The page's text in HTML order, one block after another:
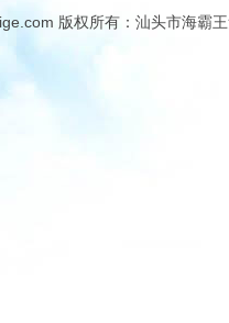
版权所有：汕头市海霸